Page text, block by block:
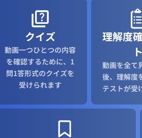
クイズ
動画一つひとつの内容
を確認するために、1
問1答形式のクイズを
受けられます
理解度
ト
動画を全て
後、理解度
テストが受